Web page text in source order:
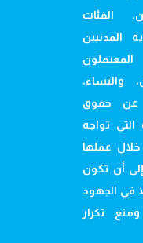
الفئات
المدنيين
والنساء،
عن حقوق
تواجه
عملها
أن تكون
في الجهود
تكرار